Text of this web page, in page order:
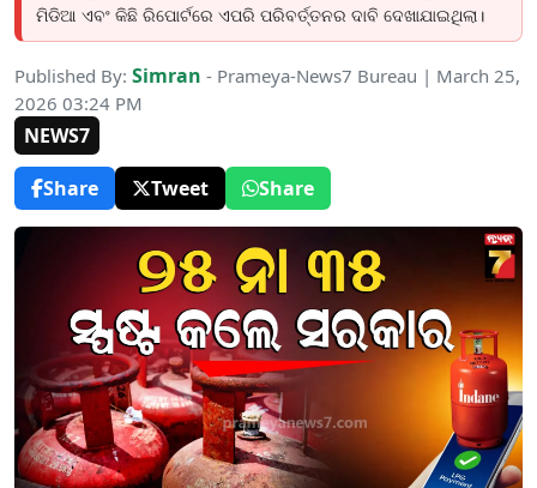
ମିଡିଆ ଏବଂ କିଛି ରିପୋର୍ଟରେ ଏପରି ପରିବର୍ତ୍ତନର ଦାବି ଦେଖାଯାଇଥିଲା।
Published By: Simran - Prameya-News7 Bureau | March 25,
2026 03:24 PM
NEWS7
Share
Tweet Share